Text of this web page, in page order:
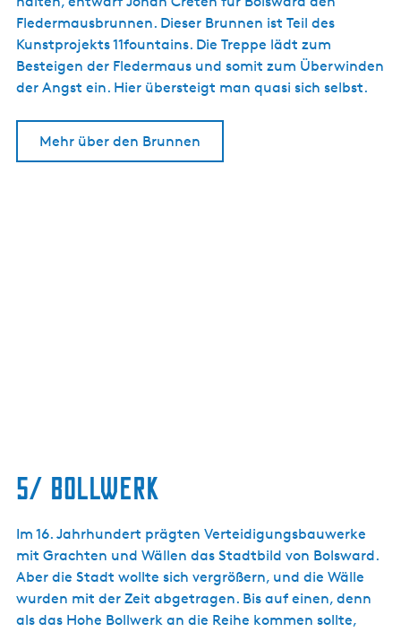
Fledermausbrunnen. Dieser Brunnen ist Teil des
Kunstprojekts 11fountains. Die Treppe lädt zum
Besteigen der Fledermaus und somit zum Überwinden
der Angst ein. Hier übersteigt man quasi sich selbst.
Mehr über den Brunnen
5/ bollwerk
Im 16. Jahrhundert prägten Verteidigungsbauwerke
mit Grachten und Wällen das Stadtbild von Bolsward.
Aber die Stadt wollte sich vergrößern, und die Wälle
wurden mit der Zeit abgetragen. Bis auf einen, denn
als das Hohe Bollwerk an die Reihe kommen sollte,